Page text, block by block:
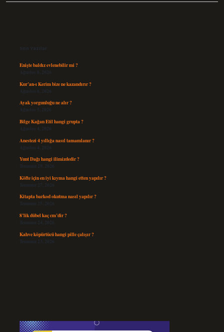
Son Yazılar
Enişte baldız evlenebilir mi ?
Ağustos 6, 2026
Kur’an-ı Kerim bize ne kazandırır ?
Ağustos 6, 2026
Ayak yorgunluğu ne alır ?
Ağustos 5, 2026
Bilge Kağan Etil hangi grupta ?
Ağustos 4, 2026
Anestezi 4 yıllığa nasıl tamamlanır ?
Ağustos 4, 2026
Yunt Dağı hangi ilimizdedir ?
Temmuz 29, 2026
Köfte için en iyi kıyma hangi etten yapılır ?
Temmuz 27, 2026
Kitapta barkod okutma nasıl yapılır ?
Temmuz 25, 2026
8’lik dübel kaç cm’dir ?
Temmuz 24, 2026
Kahve köpürtücü hangi pille çalışır ?
Temmuz 23, 2026